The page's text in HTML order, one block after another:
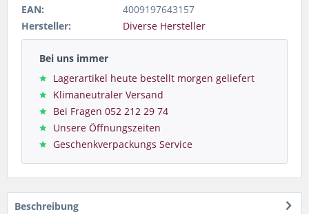
EAN:
4009197643157
Hersteller:
Diverse Hersteller
Bei uns immer
Lagerartikel heute bestellt morgen geliefert
Klimaneutraler Versand
Bei Fragen 052 212 29 74
Unsere Öffnungszeiten
Geschenkverpackungs Service
Beschreibung